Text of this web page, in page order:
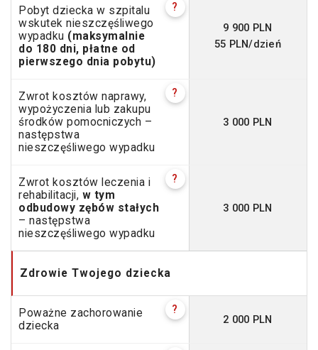
Pobyt dziecka w szpitalu
wskutek nieszczęśliwego
wypadku (maksymalnie
do 180 dni, płatne od
pierwszego dnia pobytu)
?
9 900 PLN
55 PLN/dzień
Zwrot kosztów naprawy,
wypożyczenia lub zakupu
środków pomocniczych –
następstwa
nieszczęśliwego wypadku
?
3 000 PLN
Zwrot kosztów leczenia i
rehabilitacji, w tym
odbudowy zębów stałych
– następstwa
nieszczęśliwego wypadku
?
3 000 PLN
Zdrowie Twojego dziecka
Poważne zachorowanie
dziecka
?
2 000 PLN